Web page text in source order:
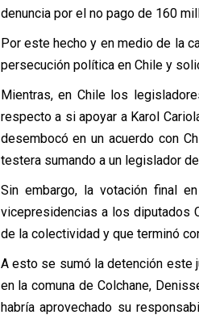
denuncia por el no pago de 160
Por este hecho y en medio de la
persecución política en Chile y
Mientras, en Chile los
respecto a si apoyar a Karol
desembocó en un acuerdo con
testera sumando a un legislador
Sin embargo, la votación final
vicepresidencias a los diputados
de la colectividad y que terminó
A esto se sumó la detención este
en la comuna de Colchane,
habría aprovechado su